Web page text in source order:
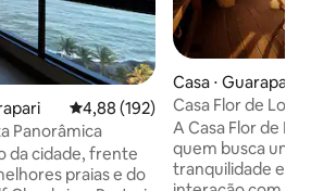
4,88 de uma avaliação média de
4,88 (192)
Panorâmica
da cidade, frente
praias e do
Casa ⋅ Guarapari
Casa Flor de
A Casa Flor de
quem busca uma
tranquilidade e